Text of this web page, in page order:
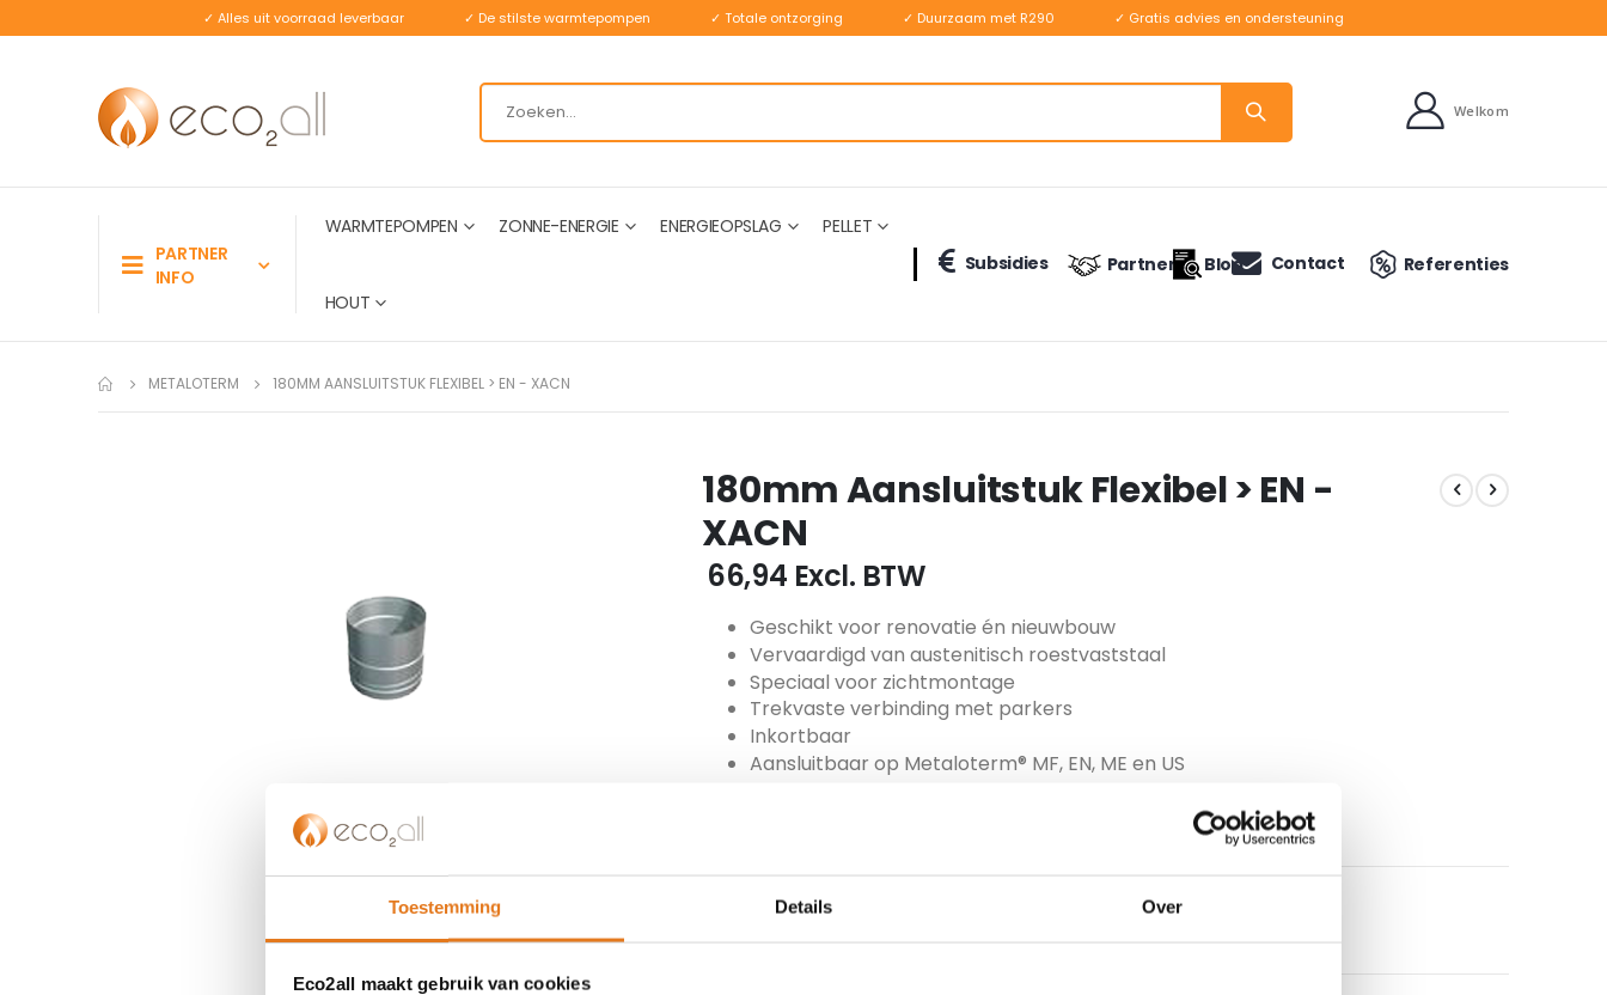
Toestemming Details Over
Eco2all maakt gebruik van cookies
✓ Alles uit voorraad leverbaar ✓ De stilste warmtepompen ✓ Totale ontzorging ✓ Duurzaam met R290 ✓ Gratis advies en ondersteuning
Welkom
PARTNER
INFO
WARMTEPOMPEN ZONNE-ENERGIE ENERGIEOPSLAG PELLET
HOUT
Subsidies Partners Blog Contact Referenties
METALOTERM 180MM AANSLUITSTUK FLEXIBEL > EN - XACN
180mm Aansluitstuk Flexibel > EN -
XACN
€ 66,94 Excl. BTW
Geschikt voor renovatie én nieuwbouw
Vervaardigd van austenitisch roestvaststaal
Speciaal voor zichtmontage
Trekvaste verbinding met parkers
Inkortbaar
Aansluitbaar op Metaloterm® MF, EN, ME en US